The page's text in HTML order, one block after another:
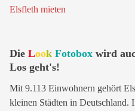
Die Look Fotobox wird
Los geht's!
Mit 9.113 Einwohnern gehört
kleinen Städten in Deutschland.